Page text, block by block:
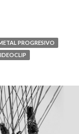
«The sacred liar»
PROGRESIVO